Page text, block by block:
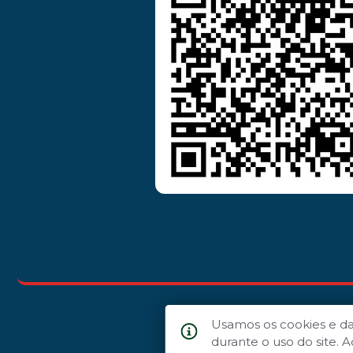
Usamos os cookies e
durante o uso do site.